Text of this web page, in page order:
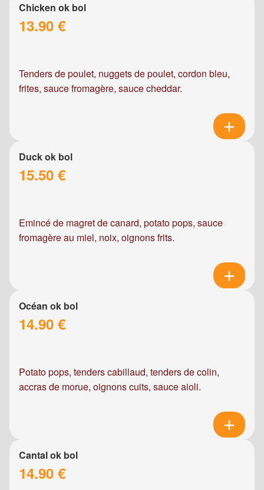
Chicken ok bol
13.90 €
Tenders de poulet, nuggets de poulet, cordon bleu,
frites, sauce fromagère, sauce cheddar.
Duck ok bol
15.50 €
Emincé de magret de canard, potato pops, sauce
fromagère au miel, noix, oignons frits.
Océan ok bol
14.90 €
Potato pops, tenders cabillaud, tenders de colin,
accras de morue, oignons cuits, sauce aioli.
Cantal ok bol
14.90 €